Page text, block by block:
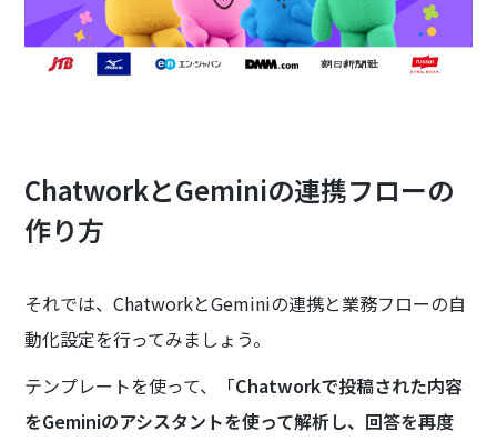
ChatworkとGeminiの連携フローの
作り方
それでは、ChatworkとGeminiの連携と業務フローの自
動化設定を行ってみましょう。
テンプレートを使って、「Chatworkで投稿された内容
をGeminiのアシスタントを使って解析し、回答を再度